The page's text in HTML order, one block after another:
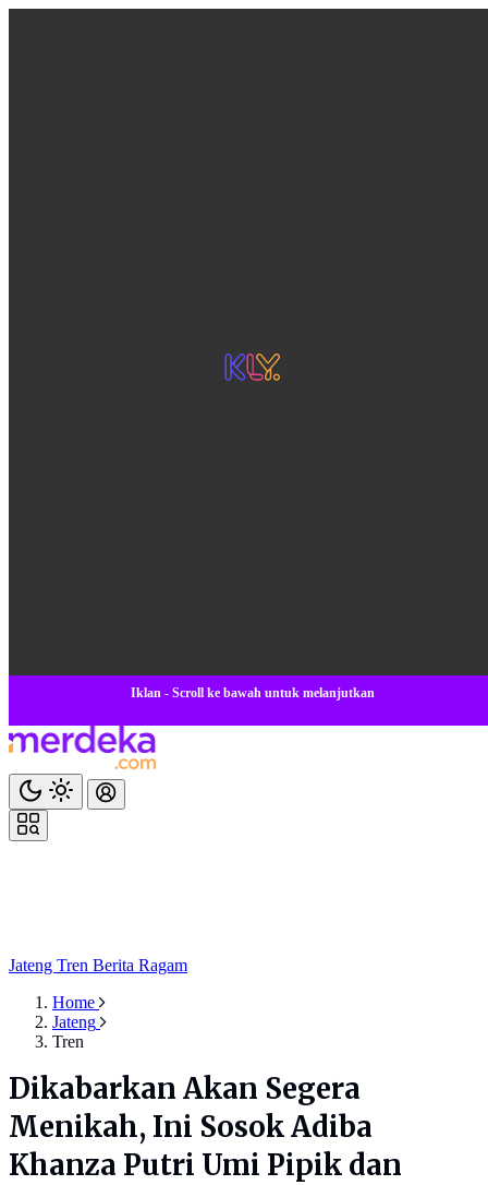
Iklan - Scroll ke bawah untuk melanjutkan
Jateng Tren Berita Ragam
Home
Jateng
Tren
Dikabarkan Akan Segera
Menikah, Ini Sosok Adiba
Khanza Putri Umi Pipik dan